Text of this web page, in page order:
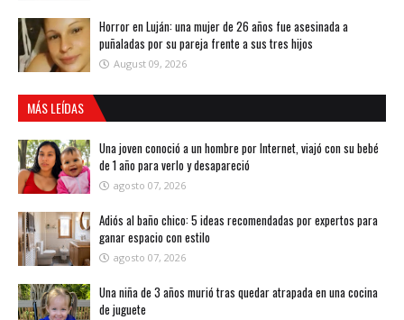
Horror en Luján: una mujer de 26 años fue asesinada a
puñaladas por su pareja frente a sus tres hijos
August 09, 2026
MÁS LEÍDAS
Una joven conoció a un hombre por Internet, viajó con su bebé
de 1 año para verlo y desapareció
agosto 07, 2026
Adiós al baño chico: 5 ideas recomendadas por expertos para
ganar espacio con estilo
agosto 07, 2026
Una niña de 3 años murió tras quedar atrapada en una cocina
de juguete